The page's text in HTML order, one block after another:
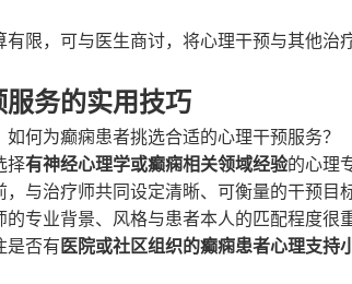
有限，可与医生商讨，将心理干预与其他
务的实用技巧
何为癫痫患者挑选合适的心理干预服务？
择有神经心理学或癫痫相关领域经验的心理
，与治疗师共同设定清晰、可衡量的干预目
的专业背景、风格与患者本人的匹配程度很
是否有 医院或社区组织的癫痫患者心理支持